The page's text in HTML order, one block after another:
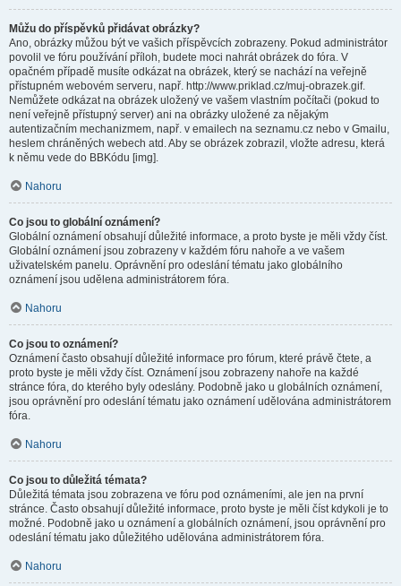
Můžu do příspěvků přidávat obrázky?
Ano, obrázky můžou být ve vašich příspěvcích zobrazeny. Pokud administrátor
povolil ve fóru používání příloh, budete moci nahrát obrázek do fóra. V
opačném případě musíte odkázat na obrázek, který se nachází na veřejně
přístupném webovém serveru, např. http://www.priklad.cz/muj-obrazek.gif.
Nemůžete odkázat na obrázek uložený ve vašem vlastním počítači (pokud to
není veřejně přístupný server) ani na obrázky uložené za nějakým
autentizačním mechanizmem, např. v emailech na seznamu.cz nebo v Gmailu,
heslem chráněných webech atd. Aby se obrázek zobrazil, vložte adresu, která
k němu vede do BBKódu [img].
Nahoru
Co jsou to globální oznámení?
Globální oznámení obsahují důležité informace, a proto byste je měli vždy číst.
Globální oznámení jsou zobrazeny v každém fóru nahoře a ve vašem
uživatelském panelu. Oprávnění pro odeslání tématu jako globálního
oznámení jsou udělena administrátorem fóra.
Nahoru
Co jsou to oznámení?
Oznámení často obsahují důležité informace pro fórum, které právě čtete, a
proto byste je měli vždy číst. Oznámení jsou zobrazeny nahoře na každé
stránce fóra, do kterého byly odeslány. Podobně jako u globálních oznámení,
jsou oprávnění pro odeslání tématu jako oznámení udělována administrátorem
fóra.
Nahoru
Co jsou to důležitá témata?
Důležitá témata jsou zobrazena ve fóru pod oznámeními, ale jen na první
stránce. Často obsahují důležité informace, proto byste je měli číst kdykoli je to
možné. Podobně jako u oznámení a globálních oznámení, jsou oprávnění pro
odeslání tématu jako důležitého udělována administrátorem fóra.
Nahoru